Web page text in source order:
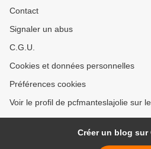
Contact
Signaler un abus
C.G.U.
Cookies et données personnelles
Préférences cookies
Voir le profil de pcfmanteslajolie sur
Créer un blog sur